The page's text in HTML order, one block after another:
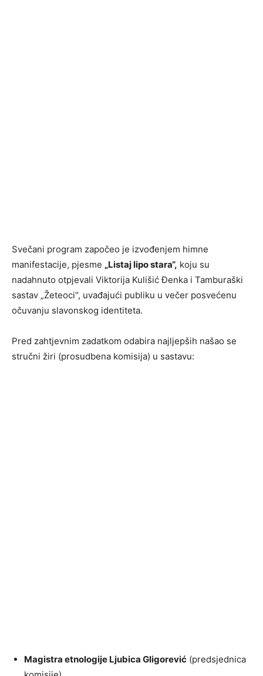
Svečani program započeo je izvođenjem himne
manifestacije, pjesme „Listaj lipo stara“, koju su
nadahnuto otpjevali Viktorija Kulišić Đenka i Tamburaški
sastav „Žeteoci“, uvađajući publiku u večer posvećenu
očuvanju slavonskog identiteta.
Pred zahtjevnim zadatkom odabira najljepših našao se
stručni žiri (prosudbena komisija) u sastavu:
Magistra etnologije Ljubica Gligorević (predsjednica